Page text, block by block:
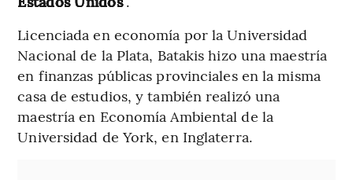
Licenciada en economía por la Universidad
Nacional de la Plata, Batakis hizo una maestría
en finanzas públicas provinciales en la misma
casa de estudios, y también realizó una
maestría en Economía Ambiental de la
Universidad de York, en Inglaterra.